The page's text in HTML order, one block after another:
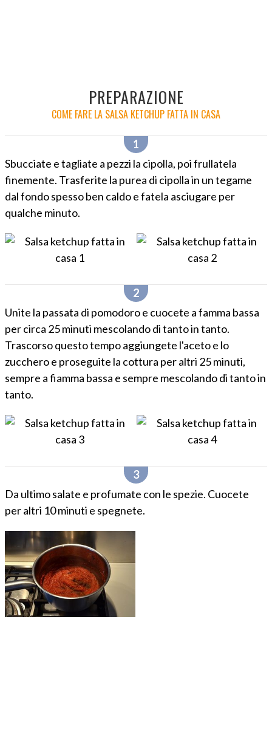
PREPARAZIONE
COME FARE LA SALSA KETCHUP FATTA IN CASA
Sbucciate e tagliate a pezzi la cipolla, poi frullatela
finemente. Trasferite la purea di cipolla in un tegame
dal fondo spesso ben caldo e fatela asciugare per
qualche minuto.
Unite la passata di pomodoro e cuocete a famma bassa
per circa 25 minuti mescolando di tanto in tanto.
Trascorso questo tempo aggiungete l'aceto e lo
zucchero e proseguite la cottura per altri 25 minuti,
sempre a fiamma bassa e sempre mescolando di tanto in
tanto.
Da ultimo salate e profumate con le spezie. Cuocete
per altri 10 minuti e spegnete.